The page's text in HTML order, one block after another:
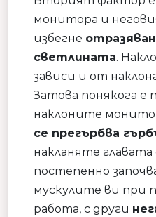
монитора и
избегне
светлината.
зависи и от
Затова понякога е
наклоните
се прегърбва
накланяте главата
постепенно
мускулите ви при
работа, с други